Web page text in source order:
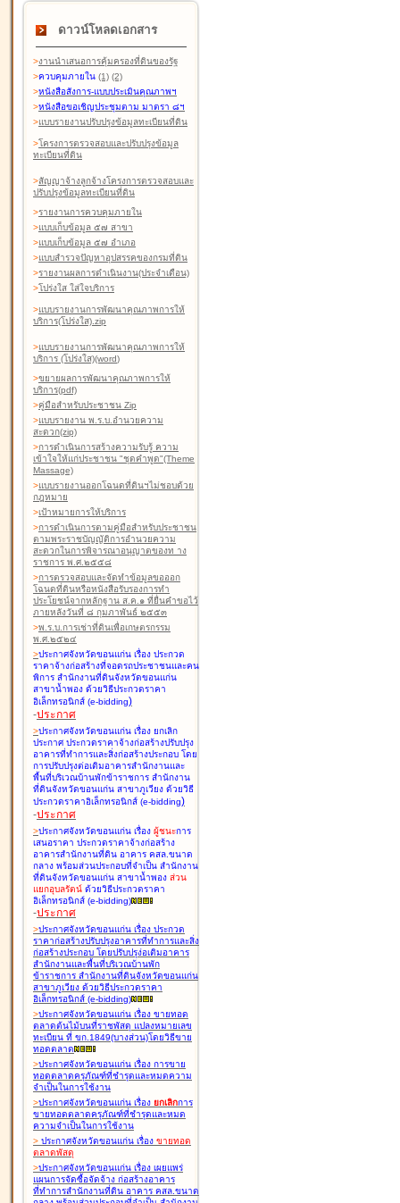
ดาวน์โหลดเอกสาร
>งานนำเสนอการคุ้มครองที่ดินของรัฐ
>ควบคุมภายใน (1) (2)
>หนังสือสังการ-แบบประเมินคุณภาพฯ
>หนังสือขอเชิญประชุมตาม มาตรา ๘ฯ
>แบบรายงานปรับปรุงข้อมูลทะเบียนที่ดิน
>โครงการตรวจสอบและปรับปรุงข้อมูล
ทะเบียนที่ดิน
>สัญญาจ้างลูกจ้างโครงการตรวจสอบและ
ปรับปรุงข้อมูลทะเบียนที่ดิน
>รายงานการควบคุมภายใน
>แบบเก็บข้อมูล ๕๗ สาขา
>แบบเก็บข้อมูล ๕๗ อำเภอ
>แบบสำรวจปัญหาอุปสรรคของกรมที่ดิน
>รายงานผลการดำเนินงาน(ประจำเดือน)
>โปร่งใส ใส่ใจบริการ
>แบบรายงานการพัฒนาคุณภาพการให้
บริการ(โปร่งใส).zip
>แบบรายงานการพัฒนาคุณภาพการให้
บริการ (โปร่งใส)(word)
>ขยายผลการพัฒนาคุณภาพการให้
บริการ(pdf)
>คู่มือสำหรับประชาชน Zip
>แบบรายงาน พ.ร.บ.อำนวยความ
สะดวก(zip)
>การดำเนินการสร้างความรับรู้ ความ
เข้าใจให้แก่ประชาชน "ชุดคำพูด"(Theme
Massage)
>แบบรายงานออกโฉนดที่ดินฯไม่ชอบด้วย
กฎหมาย
>เป้าหมายการให้บริการ
>การดำเนินการตามคู่มือสำหรับประชาชน
ตามพระราชบัญญัติการอำนวยความ
สะดวกในการพิจารณาอนุญาตของท าง
ราชการ พ.ศ.๒๕๕๘
>การตรวจสอบและจัดทำข้อมูลขอออก
โฉนดที่ดินหรือหนังสือรับรองการทำ
ประโยชน์จากหลักฐาน ส.ค.๑ ที่ยื่นคำขอไว้
ภายหลังวันที่ ๘ กุมภาพันธ์ ๒๕๕๓
>พ.ร.บ.การเช่าที่ดินเพื่อเกษตรกรรม
พ.ศ.๒๕๒๔
>ประกาศจังหวัดขอนแก่น เรื่อง ประกวด
ราคาจ้างก่อสร้างที่จอดรถประชาชนและคน
พิการ สำนักงานที่ดินจังหวัดขอนแก่น
สาขาน้ำพอง ด้วยวิธีประกวดราคา
อิเล็กทรอนิกส์ (e-bidding)
-ประกาศ
>ประกาศจังหวัดขอนแก่น เรื่อง ยกเลิก
ประกาศ ประกวดราคาจ้างก่อสร้างปรับปรุง
อาคารที่ทำการและสิ่งก่อสร้างประกอบ โดย
การปรับปรุงต่อเติมอาคารสำนักงานและ
พื้นที่บริเวณบ้านพักข้าราชการ สำนักงาน
ที่ดินจังหวัดขอนแก่น สาขาภูเวียง ด้วยวิธี
ประกวดราคาอิเล็กทรอนิกส์ (e-bidding)
-ประกาศ
>ประกาศจังหวัดขอนแก่น เรื่อง ผู้ชนะการ
เสนอราคา ประกวดราคาจ้างก่อสร้าง
อาคารสำนักงานที่ดิน อาคาร คสล.ขนาด
กลาง พร้อมส่วนประกอบที่จำเป็น สำนักงาน
ที่ดินจังหวัดขอนแก่น สาขาน้ำพอง ส่วน
แยกอุบลรัตน์ ด้วยวิธีประกวดราคา
อิเล็กทรอนิกส์ (e-bidding)
-ประกาศ
>ประกาศจังหวัดขอนแก่น เรื่อง ประกวด
ราคาก่อสร้างปรับปรุงอาคารที่ทำการและสิ่ง
ก่อสร้างประกอบ โดยปรับปรุง่อเติมอาคาร
สำนักงานและพื้นที่บริเวณบ้านพัก
ข้าราชการ สำนักงานที่ดินจังหวัดขอนแก่น
สาขาภูเวียง ด้วยวิธีประกวดราคา
อิเล็กทรอนิกส์ (e-bidding)
>ประกาศจังหวัดขอนแก่น เรื่อง ขายทอด
ตลาดต้นไม้บนที่ราชพัสดุ แปลงหมายเลข
ทะเบียน ที่ ขก.1849(บางส่วน)โดยวิธีขาย
ทอดตลาด
>ประกาศจังหวัดขอนแก่น เรื่อง การขาย
ทอดตลาดครุภัณฑ์ที่ชำรุดและหมดความ
จำเป็นในการใช้งาน
>ประกาศจังหวัดขอนแก่น เรื่อง ยกเลิกการ
ขายทอดตลาดครุภัณฑ์ที่ชำรุดและหมด
ความจำเป็นในการใช้งาน
> ประกาศจังหวัดขอนแก่น เรื่อง ขายทอด
ตลาดพัสดุ
>ประกาศจังหวัดขอนแก่น เรื่อง เผยแพร่
แผนการจัดซื้อจัดจ้าง ก่อสร้างอาคาร
ที่ทำการสำนักงานที่ดิน อาคาร คสล.ขนาด